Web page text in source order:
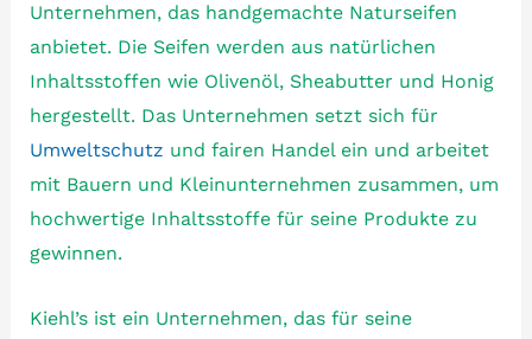
Unternehmen, das handgemachte Naturseifen
anbietet. Die Seifen werden aus natürlichen
Inhaltsstoffen wie Olivenöl, Sheabutter und Honig
hergestellt. Das Unternehmen setzt sich für
Umweltschutz und fairen Handel ein und arbeitet
mit Bauern und Kleinunternehmen zusammen, um
hochwertige Inhaltsstoffe für seine Produkte zu
gewinnen.
Kiehl’s ist ein Unternehmen, das für seine